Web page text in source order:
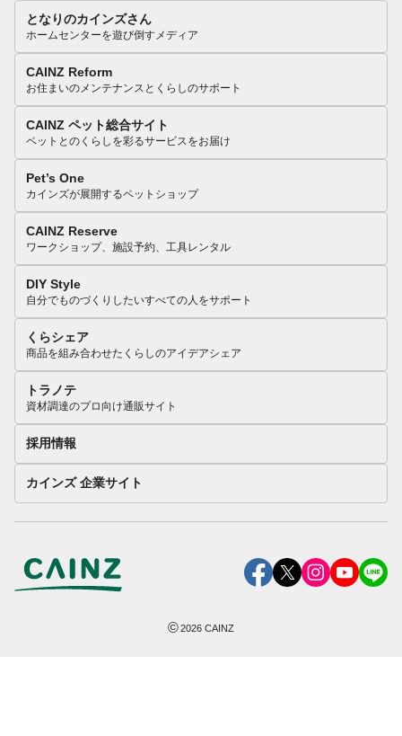
となりのカインズさん
ホームセンターを遊び倒すメディア
CAINZ Reform
お住まいのメンテナンスとくらしのサポート
CAINZ ペット総合サイト
ペットとのくらしを彩るサービスをお届け
Pet’s One
カインズが展開するペットショップ
CAINZ Reserve
ワークショップ、施設予約、工具レンタル
DIY Style
自分でものづくりしたいすべての人をサポート
くらシェア
商品を組み合わせたくらしのアイデアシェア
トラノテ
資材調達のプロ向け通販サイト
採用情報
カインズ 企業サイト
©2026 CAINZ